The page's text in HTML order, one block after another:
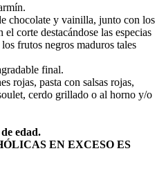
chocolate y vainilla, junto con los
corte destacándose las especias
frutos negros maduros tales
final.
rojas, pasta con salsas rojas,
cerdo grillado o al horno y/o
edad.
EN EXCESO ES